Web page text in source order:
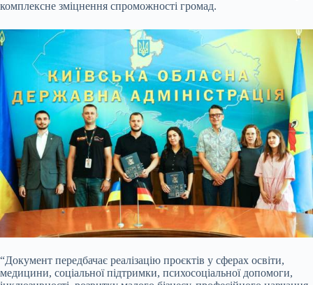
комплексне зміцнення спроможності громад.
“Документ передбачає реалізацію проєктів у сферах освіти,
медицини, соціальної підтримки, психосоціальної допомоги,